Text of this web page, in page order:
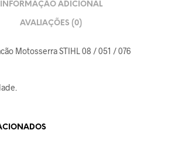
INFORMAÇÃO ADICIONAL
AVALIAÇÕES (0)
Motosserra STIHL 08 / 051 / 076